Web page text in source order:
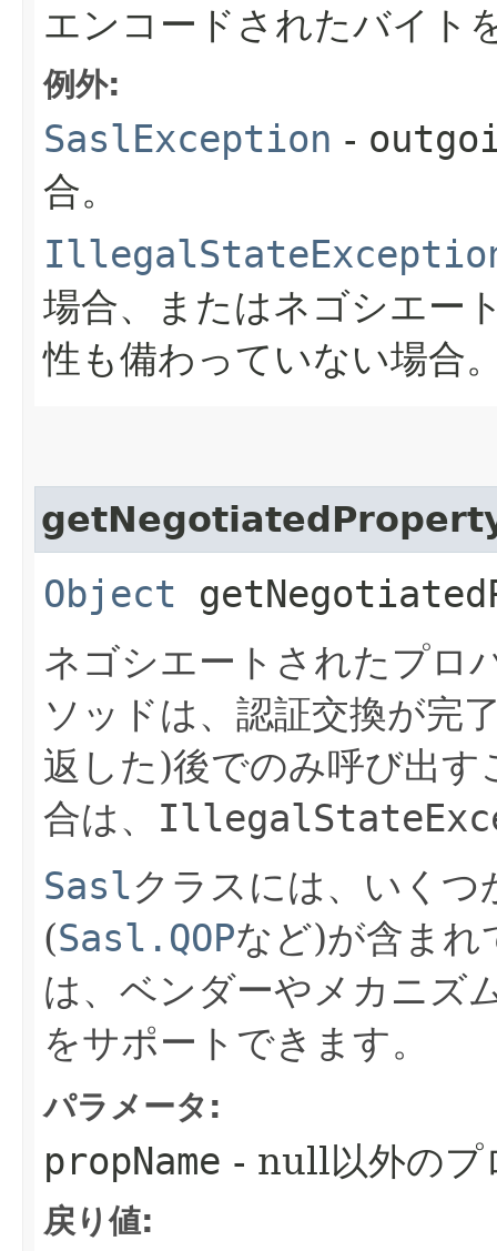
エンコードされたバイト
例外:
SaslException -
合。
場合、またはネゴシエー
性も備わっていない場合
Object
ネゴシエートされたプロ
ソッドは、認証交換が完
返した)後でのみ呼び出
合は、
Saslクラスには、いく
(Sasl.QOPなど)が含まれ
は、ベンダーやメカニズ
をサポートできます。
パラメータ:
propName - null以外のプ
戻り値: